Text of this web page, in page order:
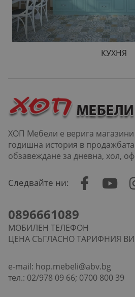
КУХНЯ
ХОП Мебели е верига
годишна история в продажбата на мебели, кухни,
обзавеждане за дневна, хол,
Следвайте ни:
0896661089
МОБИЛЕН ТЕЛЕФОН
ЦЕНА СЪГЛАСНО ТАРИФНИЯ
e-mail: hop.mebeli@abv.bg
тел.: 02/978 09 66; 0700 800 39